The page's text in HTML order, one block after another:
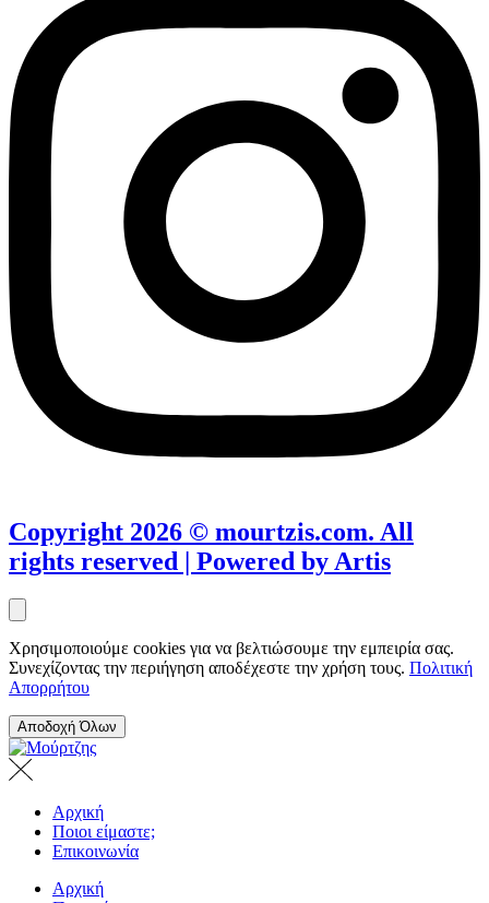
Copyright 2026 © mourtzis.com. All
rights reserved | Powered by Artis
Χρησιμοποιούμε cookies για να βελτιώσουμε την εμπειρία σας.
Συνεχίζοντας την περιήγηση αποδέχεστε την χρήση τους. Πολιτική
Απορρήτου
Αποδοχή Όλων
Αρχική
Ποιοι είμαστε;
Επικοινωνία
Αρχική